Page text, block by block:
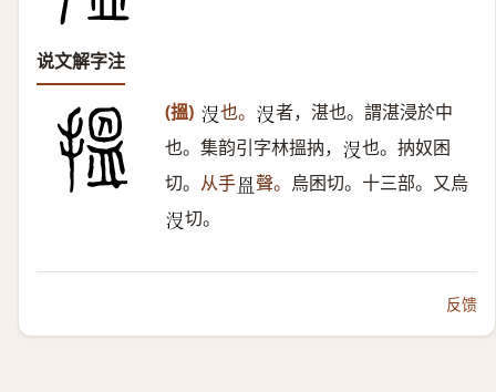
说文解字注
(搵) 𣳚 也。 𣳚 者，湛也。謂湛浸於中
也。集韵引字林搵抐， 𣳚 也。抐奴困
切。 从手𥁕聲。 烏困切。十三部。又烏
𣳚 切。
反馈